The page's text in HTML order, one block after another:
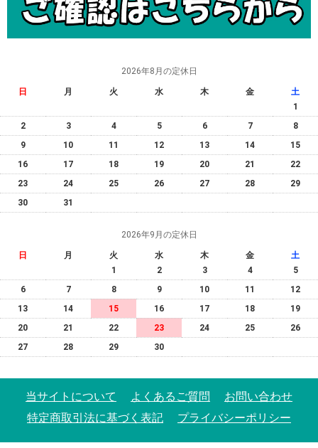
2026年8月の定休日
日 月 火 水 木 金
土
1
2
3 4 5 6 7
8
9
10 11 12 13 14
15
16
17 18 19 20 21
22
23
24 25 26 27 28
29
30
31
2026年9月の定休日
日 月 火 水 木 金
土
1
2 3 4
5
6
7 8 9 10 11
12
13
14 15 16 17 18
19
20
21 22 23 24 25
26
27
28 29 30
当サイトについて よくあるご質問
お問い合わせ
特定商取引法に基づく表記
プライバシーポリシー